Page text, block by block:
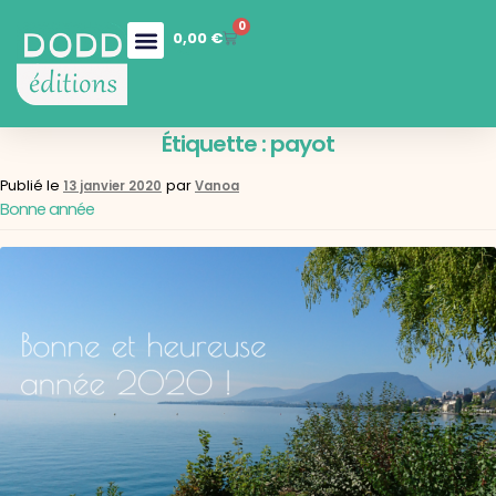
0,00 €
0
Étiquette :payot
Publié le 13 janvier 2020 parVanoa
Bonne année